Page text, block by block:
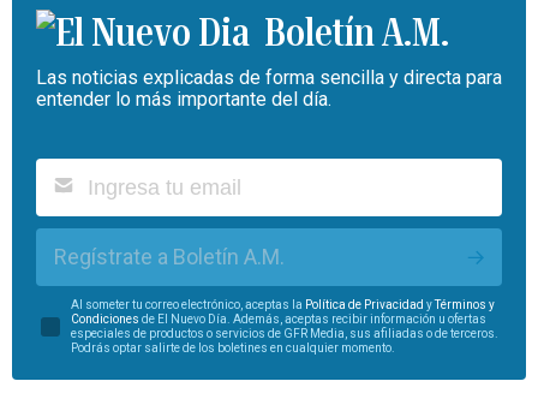
Boletín A.M.
Las noticias explicadas de forma sencilla y directa para
entender lo más importante del día.
Regístrate a Boletín A.M.
Al someter tu correo electrónico, aceptas la Política de Privacidad yTérminos y
Condiciones de El Nuevo Día. Además, aceptas recibir información u ofertas
especiales de productos o servicios de GFR Media, sus afiliadas o de terceros.
Podrás optar salirte de los boletines en cualquier momento.